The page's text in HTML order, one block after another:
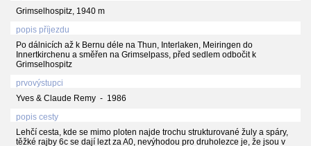
Grimselhospitz, 1940 m
popis příjezdu
Po dálnicích až k Bernu déle na Thun, Interlaken, Meiringen do
Innertkirchenu a směřen na Grimselpass, před sedlem odbočit k
Grimselhospitz
prvovýstupci
Yves & Claude Remy - 1986
popis cesty
Lehčí cesta, kde se mimo ploten najde trochu strukturované žuly a spáry,
těžké rajby 6c se dají lezt za A0, nevýhodou pro druholezce je, že jsou v